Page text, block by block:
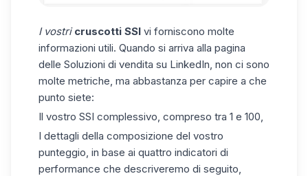
I vostricruscotti SSI vi forniscono molte
informazioni utili. Quando si arriva alla pagina
delle Soluzioni di vendita su LinkedIn, non ci sono
molte metriche, ma abbastanza per capire a che
punto siete:
Il vostro SSI complessivo, compreso tra 1 e 100,
I dettagli della composizione del vostro
punteggio, in base ai quattro indicatori di
performance che descriveremo di seguito,